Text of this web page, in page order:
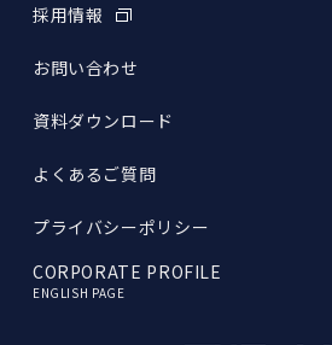
採用情報
お問い合わせ
資料ダウンロード
よくあるご質問
プライバシーポリシー
CORPORATE PROFILE
ENGLISH PAGE